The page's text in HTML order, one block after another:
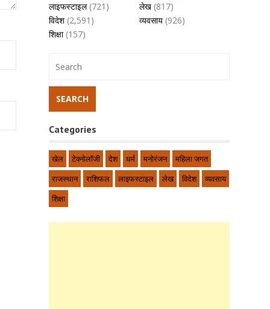
लाइफस्टाइल(721) लेख (817)
विदेश(2,591) व्यवसाय (926)
शिक्षा(157)
Categories
खेल टेक्नोलॉजी देश धर्म मनोरंजन
महिला जगत
राजस्थान
राशिफल लाइफस्टाइल लेख विदेश
व्यवसाय
शिक्षा